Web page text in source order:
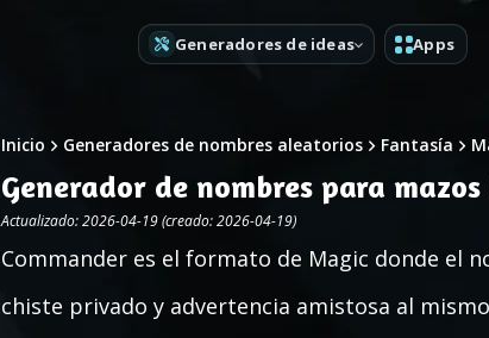
Generadores de ideas Apps
Inicio Generadores de nombres aleatorios Fantasía
Generador de nombres para mazos
Actualizado: 2026-04-19 (creado: 2026-04-19)
Commander es el formato de Magic donde el
chiste privado y advertencia amistosa al